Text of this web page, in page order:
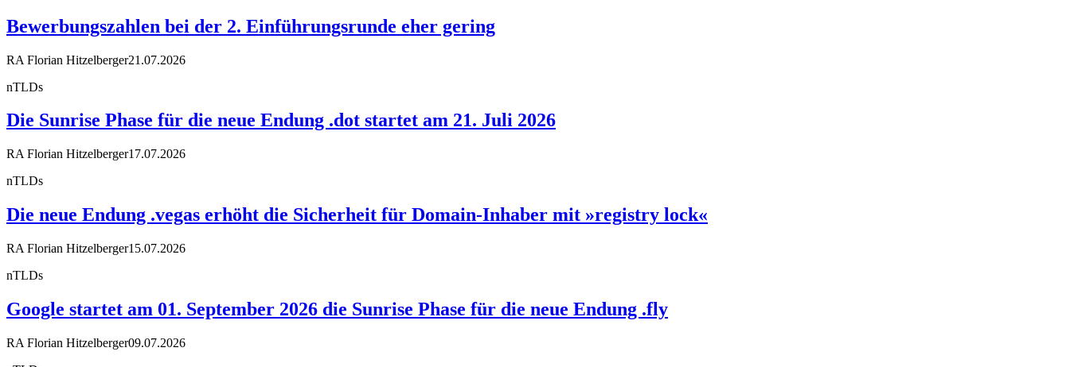
Bewerbungszahlen bei der 2. Einführungsrunde eher gering
RA Florian Hitzelberger21.07.2026
nTLDs
Die Sunrise Phase für die neue Endung .dot startet am 21. Juli 2026
RA Florian Hitzelberger17.07.2026
nTLDs
Die neue Endung .vegas erhöht die Sicherheit für Domain-Inhaber mit »registry lock«
RA Florian Hitzelberger15.07.2026
nTLDs
Google startet am 01. September 2026 die Sunrise Phase für die neue Endung .fly
RA Florian Hitzelberger09.07.2026